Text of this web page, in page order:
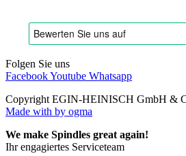
Folgen Sie uns
FacebookYoutube Whatsapp
Copyright EGIN-HEINISCH GmbH &
Made with by ogma
We make Spindles great again!
Ihr engagiertes Serviceteam